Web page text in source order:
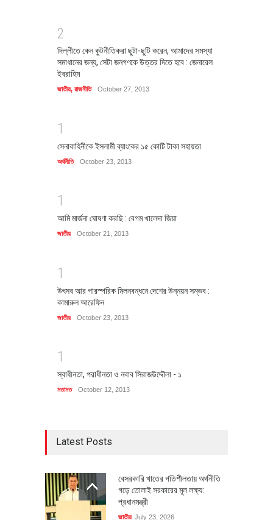
2
দিল্লীতে কেন কুটনীতিকরা ছুটা-ছুটি করেন, আমাদের সমস্যা
সমাধানের জন্য, সেটা জনগণকে উত্তর দিতে হবে : জেনারেল
ইবরাহিম
জাতীয়, রাজনীতি October 27, 2013
1
সেনাবাহিনীকে ইসলামী ব্যাংকের ১৫ কোটি টাকা সহায়তা
অর্থনীতি October 23, 2013
1
আমি মার্জনা ঘোষণা করছি : বেগম খালেদা জিয়া
জাতীয় October 21, 2013
1
উৎসব আর পারস্পরিক মিলনবন্ধনে দেশের উন্নয়ন সম্ভব :
কামারুল আরেফিন
জাতীয় October 23, 2013
1
স্বাধীনতা, পরাধীনতা ও নবাব সিরাজউদ্দৌলা - ১
মতামত October 12, 2013
Latest Posts
বেসরকারি খাতের গতিশীলতায় অর্থনীতি
গড়ে তোলাই সরকারের মূল লক্ষ্য:
প্রধানমন্ত্রী
জাতীয় July 23, 2026